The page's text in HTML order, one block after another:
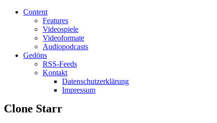
Content
Features
Videospiele
Videoformate
Audiopodcasts
Gedöns
RSS-Feeds
Kontakt
Datenschutzerklärung
Impressum
Clone Starr